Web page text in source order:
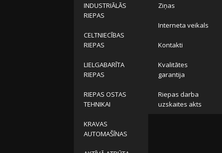
INDUSTRIĀLĀS
RIEPAS
CELTNIECĪBAS
RIEPAS
LIELGABARĪTA
RIEPAS
RIEPAS OSTAS
TEHNIKAI
KRAVAS
AUTOMAŠĪNAS
Ziņas
Interneta veikals
Kontakti
Kvalitātes
garantija
Riepas darba
uzskaites akts